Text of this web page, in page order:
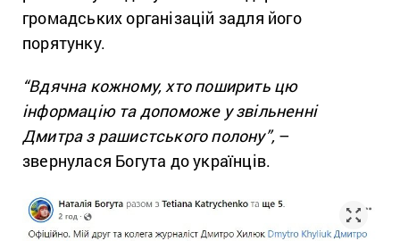
громадських організацій задля його
порятунку.
“Вдячна кожному, хто поширить цю
інформацію та допоможе у звільненні
Дмитра з рашистського полону”, –
звернулася Богута до українців.